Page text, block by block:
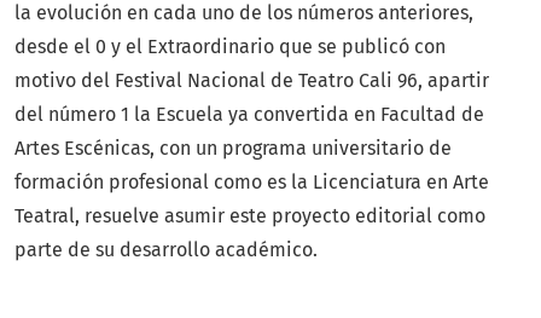
la evolución en cada uno de los números anteriores,
desde el 0 y el Extraordinario que se publicó con
motivo del Festival Nacional de Teatro Cali 96, apartir
del número 1 la Escuela ya convertida en Facultad de
Artes Escénicas, con un programa universitario de
formación profesional como es la Licenciatura en Arte
Teatral, resuelve asumir este proyecto editorial como
parte de su desarrollo académico.